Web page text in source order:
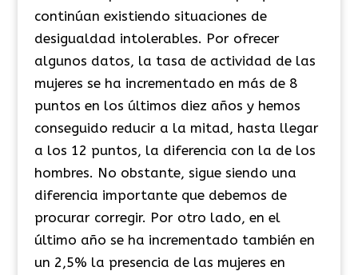
continúan existiendo situaciones de
desigualdad intolerables. Por ofrecer
algunos datos, la tasa de actividad de las
mujeres se ha incrementado en más de 8
puntos en los últimos diez años y hemos
conseguido reducir a la mitad, hasta llegar
a los 12 puntos, la diferencia con la de los
hombres. No obstante, sigue siendo una
diferencia importante que debemos de
procurar corregir. Por otro lado, en el
último año se ha incrementado también en
un 2,5% la presencia de las mujeres en